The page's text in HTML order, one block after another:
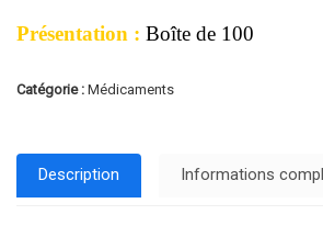
Présentation : Boîte de 100
Catégorie : Médicaments
Description Informations